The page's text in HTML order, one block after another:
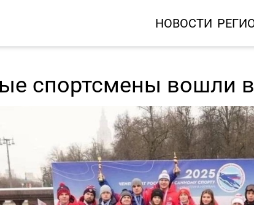
НОВОСТИ
спортсмены вошли